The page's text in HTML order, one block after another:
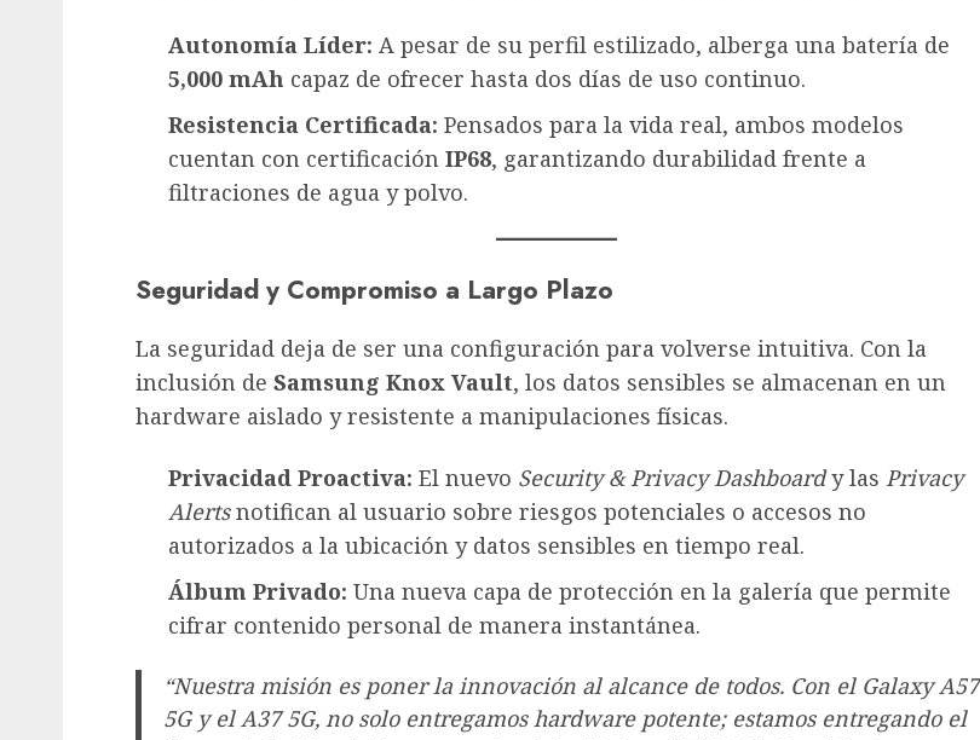
Autonomía Líder: A pesar de su perfil estilizado, alberga una batería de
5,000 mAh capaz de ofrecer hasta dos días de uso continuo.
Resistencia Certificada: Pensados para la vida real, ambos modelos
cuentan con certificación IP68, garantizando durabilidad frente a
filtraciones de agua y polvo.
Seguridad y Compromiso a Largo Plazo
La seguridad deja de ser una configuración para volverse intuitiva. Con la
inclusión de Samsung Knox Vault, los datos sensibles se almacenan en un
hardware aislado y resistente a manipulaciones físicas.
Privacidad Proactiva: El nuevo Security & Privacy Dashboardy las Privacy
Alertsnotifican al usuario sobre riesgos potenciales o accesos no
autorizados a la ubicación y datos sensibles en tiempo real.
Álbum Privado: Una nueva capa de protección en la galería que permite
cifrar contenido personal de manera instantánea.
“Nuestra misión es poner la innovación al alcance de todos. Con el Galaxy A57
5G y el A37 5G, no solo entregamos hardware potente; estamos entregando el